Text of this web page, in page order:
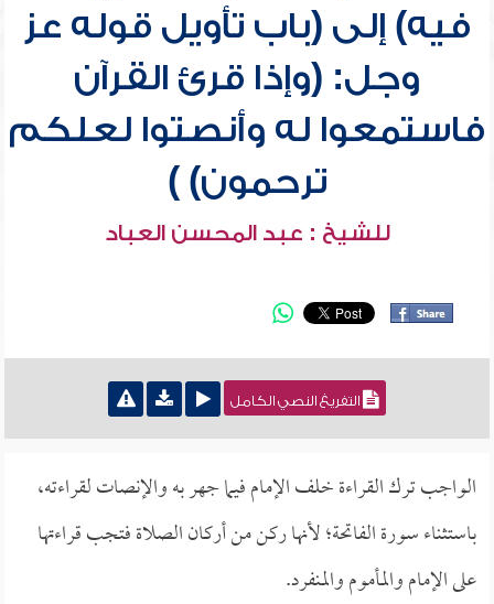
فيه) إلى (باب تأويل قوله عز
وجل: (وإذا قرئ القرآن
فاستمعوا له وأنصتوا لعلكم
ترحمون) )
للشيخ : عبد المحسن العباد
التفريغ النصي الكامل
الواجب ترك القراءة خلف الإمام فيما جهر به والإنصات لقراءته،
باستثناء سورة الفاتحة؛ لأنها ركن من أركان الصلاة فتجب قراءتها
على الإمام والمأموم والمنفرد.